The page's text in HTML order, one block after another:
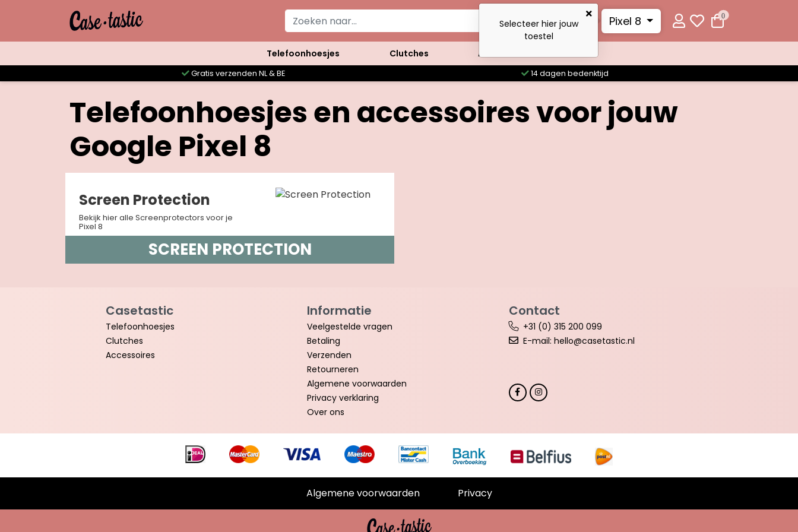
Pixel 8 0
Telefoonhoesjes Clutches Accessoires
Gratis verzenden NL & BE 14 dagen bedenktijd
Telefoonhoesjes en accessoires voor jouw
Google Pixel 8
Screen Protection
Bekijk hier alle Screenprotectors voor je
Pixel 8
SCREEN PROTECTION
Casetastic
Telefoonhoesjes
Clutches
Accessoires
Informatie
Veelgestelde vragen
Betaling
Verzenden
Retourneren
Algemene voorwaarden
Privacy verklaring
Over ons
Contact
+31 (0) 315 200 099
E-mail: hello@casetastic.nl
Algemene voorwaarden Privacy
Selecteer hier jouw
toestel